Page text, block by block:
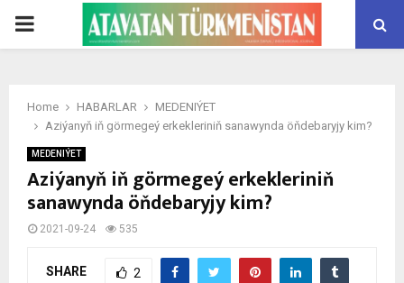
PRIMARY
Home HABARLAR
MEDENIÝET
Aziýanyň iň görmegeý erkekleriniň sanawynda öňdebaryjy kim?
MEDENIÝET
Aziýanyň iň görmegeý erkekleriniň
sanawynda öňdebaryjy kim?
2021-09-24 535
SHARE 2